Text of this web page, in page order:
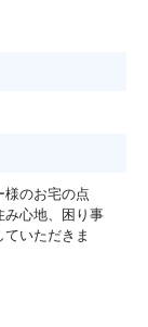
様のお宅の点
み心地、困り事
いただきま